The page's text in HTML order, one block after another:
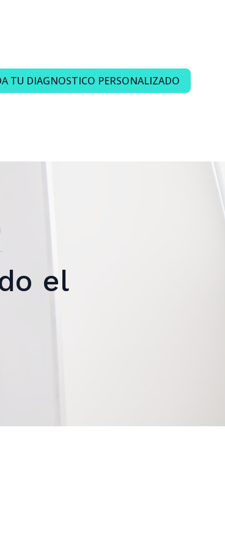
TU DIAGNOSTICO PERSONALIZADO
el